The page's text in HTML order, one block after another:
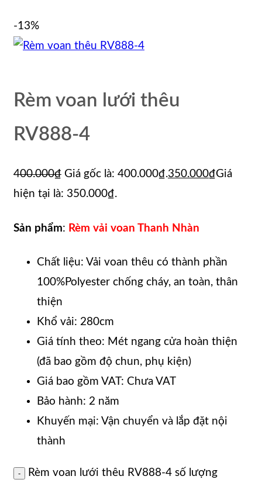
-13%
Rèm voan lưới thêu
RV888-4
400.000₫ Giá gốc là: 400.000₫.350.000₫Giá
hiện tại là: 350.000₫.
Sản phẩm: Rèm vải voan Thanh Nhàn
Chất liệu: Vải voan thêu có thành phần
100%Polyester chống cháy, an toàn, thân
thiện
Khổ vải: 280cm
Giá tính theo: Mét ngang cửa hoàn thiện
(đã bao gồm độ chun, phụ kiện)
Giá bao gồm VAT: Chưa VAT
Bảo hành: 2 năm
Khuyến mại: Vận chuyển và lắp đặt nội
thành
Rèm voan lưới thêu RV888-4 số lượng